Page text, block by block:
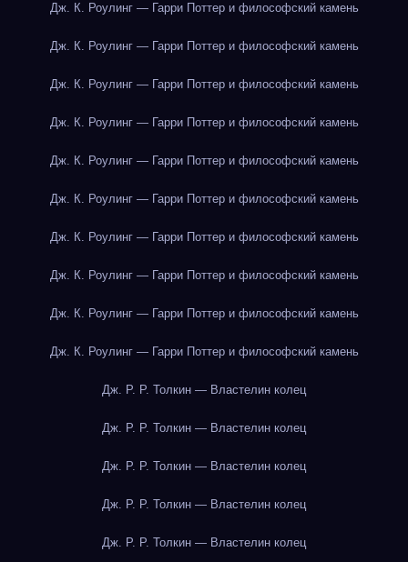
Дж. К. Роулинг — Гарри Поттер и философский камень
Дж. К. Роулинг — Гарри Поттер и философский камень
Дж. К. Роулинг — Гарри Поттер и философский камень
Дж. К. Роулинг — Гарри Поттер и философский камень
Дж. К. Роулинг — Гарри Поттер и философский камень
Дж. К. Роулинг — Гарри Поттер и философский камень
Дж. К. Роулинг — Гарри Поттер и философский камень
Дж. К. Роулинг — Гарри Поттер и философский камень
Дж. К. Роулинг — Гарри Поттер и философский камень
Дж. К. Роулинг — Гарри Поттер и философский камень
Дж. Р. Р. Толкин — Властелин колец
Дж. Р. Р. Толкин — Властелин колец
Дж. Р. Р. Толкин — Властелин колец
Дж. Р. Р. Толкин — Властелин колец
Дж. Р. Р. Толкин — Властелин колец